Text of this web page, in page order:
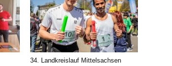
34. Landkreislauf Mittelsachsen